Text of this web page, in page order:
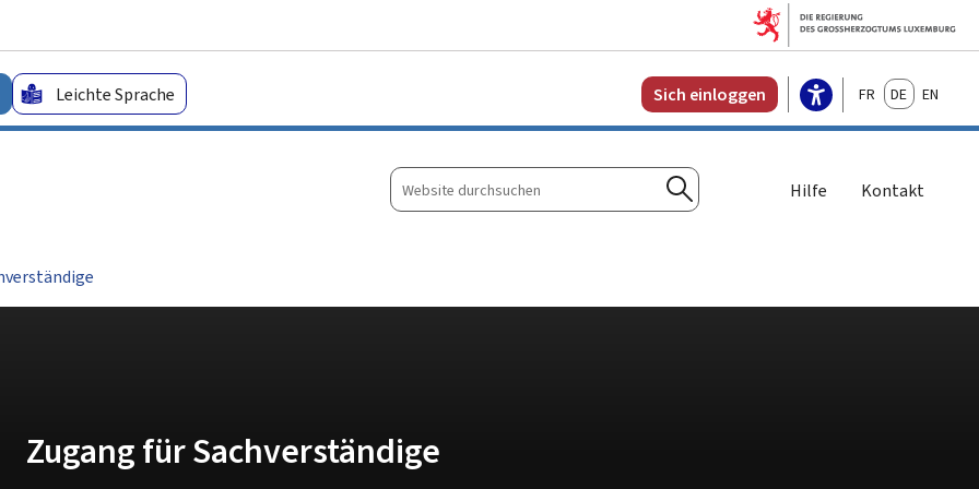
Leichte Sprache Sich einloggen FrançaisDeutschEnglish
Website
durchsuchen
Suchen
Hilfe Kontakt
Zugang für Sachverständige